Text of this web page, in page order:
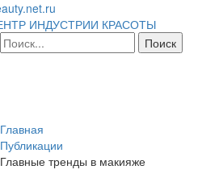
ИНДУСТРИИ КРАСОТЫ
Главная
Публикации
Главные тренды в макияже